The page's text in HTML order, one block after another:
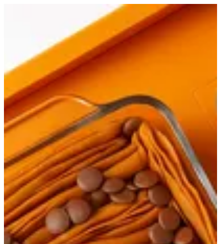
EN
تسجيل الدخول
EN
فاطمه | بابا كنافة